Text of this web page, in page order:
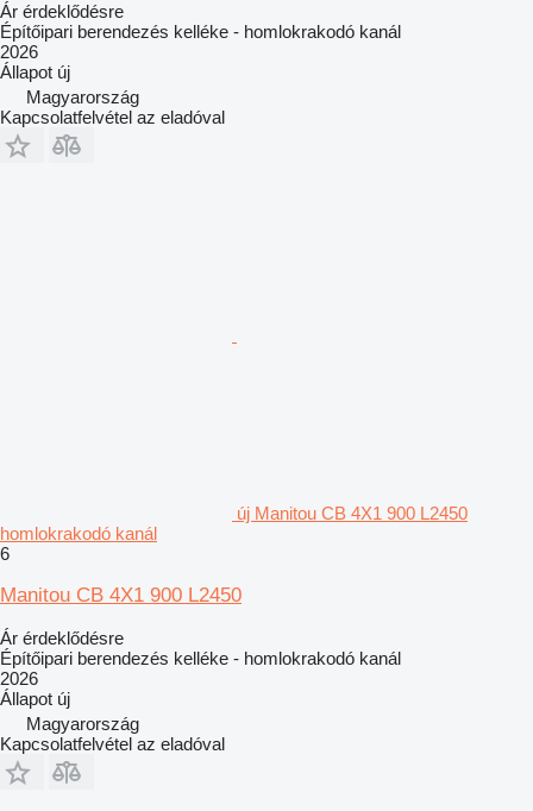
Ár érdeklődésre
Építőipari berendezés kelléke - homlokrakodó kanál
2026
Állapot új
Magyarország
Kapcsolatfelvétel az eladóval
új Manitou CB 4X1 900 L2450
homlokrakodó kanál
6
Manitou CB 4X1 900 L2450
Ár érdeklődésre
Építőipari berendezés kelléke - homlokrakodó kanál
2026
Állapot új
Magyarország
Kapcsolatfelvétel az eladóval